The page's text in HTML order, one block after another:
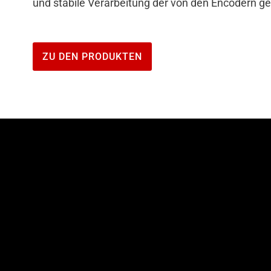
und stabile Verarbeitung der von den Encodern
ZU DEN PRODUKTEN